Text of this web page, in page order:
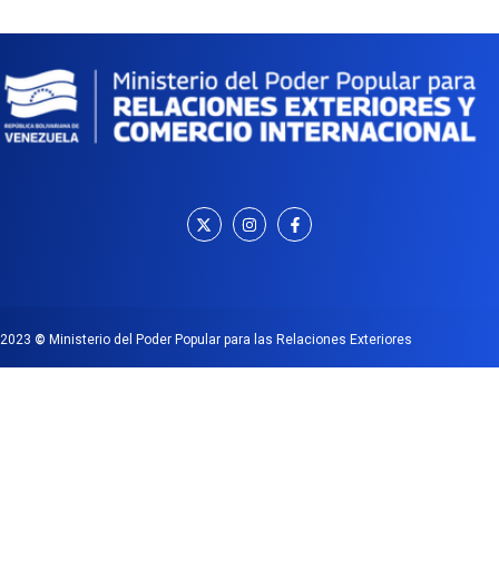
2023 © Ministerio del Poder Popular para las Relaciones Exteriores